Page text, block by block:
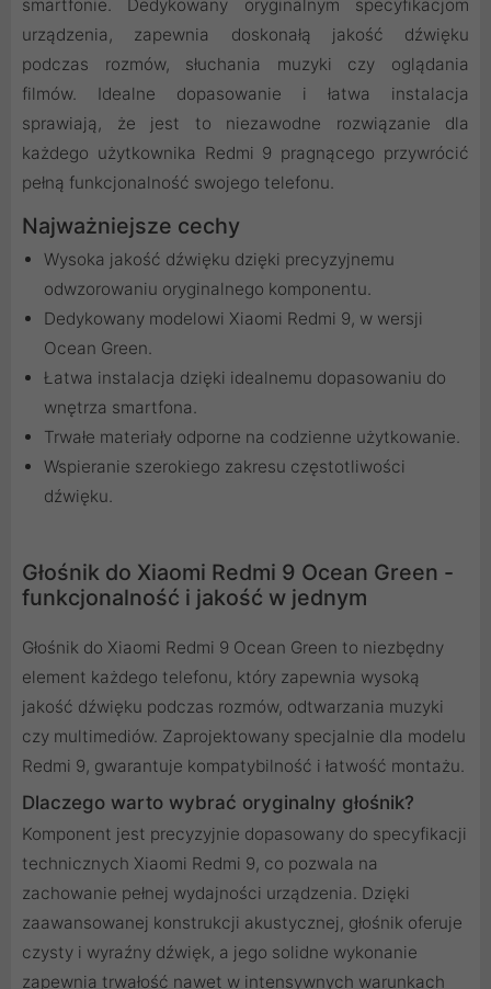
smartfonie. Dedykowany oryginalnym specyfikacjom
urządzenia, zapewnia doskonałą jakość dźwięku
podczas rozmów, słuchania muzyki czy oglądania
filmów. Idealne dopasowanie i łatwa instalacja
sprawiają, że jest to niezawodne rozwiązanie dla
każdego użytkownika Redmi 9 pragnącego przywrócić
pełną funkcjonalność swojego telefonu.
Najważniejsze cechy
Wysoka jakość dźwięku dzięki precyzyjnemu
odwzorowaniu oryginalnego komponentu.
Dedykowany modelowi Xiaomi Redmi 9, w wersji
Ocean Green.
Łatwa instalacja dzięki idealnemu dopasowaniu do
wnętrza smartfona.
Trwałe materiały odporne na codzienne użytkowanie.
Wspieranie szerokiego zakresu częstotliwości
dźwięku.
Głośnik do Xiaomi Redmi 9 Ocean Green -
funkcjonalność i jakość w jednym
Głośnik do Xiaomi Redmi 9 Ocean Green to niezbędny
element każdego telefonu, który zapewnia wysoką
jakość dźwięku podczas rozmów, odtwarzania muzyki
czy multimediów. Zaprojektowany specjalnie dla modelu
Redmi 9, gwarantuje kompatybilność i łatwość montażu.
Dlaczego warto wybrać oryginalny głośnik?
Komponent jest precyzyjnie dopasowany do specyfikacji
technicznych Xiaomi Redmi 9, co pozwala na
zachowanie pełnej wydajności urządzenia. Dzięki
zaawansowanej konstrukcji akustycznej, głośnik oferuje
czysty i wyraźny dźwięk, a jego solidne wykonanie
zapewnia trwałość nawet w intensywnych warunkach